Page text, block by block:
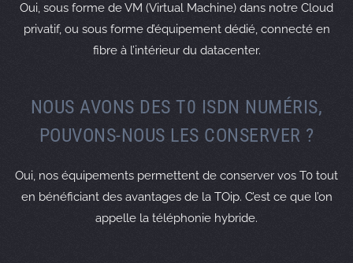
Oui, sous forme de VM (Virtual Machine) dans notre Cloud
privatif, ou sous forme d’équipement dédié, connecté en
fibre à l’intérieur du datacenter.
NOUS AVONS DES T0 ISDN NUMÉRIS,
POUVONS-NOUS LES CONSERVER ?
Oui, nos équipements permettent de conserver vos T0 tout
en bénéficiant des avantages de la TOip. C’est ce que l’on
appelle la téléphonie hybride.